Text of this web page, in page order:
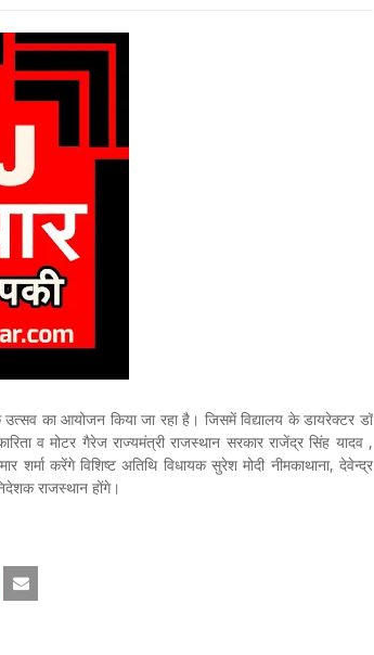
का आयोजन किया जा रहा है। जिसमें विद्यालय के डायरेक्टर डॉ
व मोटर गैरेज राज्यमंत्री राजस्थान सरकार राजेंद्र सिंह यादव ,
करेंगे विशिष्ट अतिथि विधायक सुरेश मोदी नीमकाथाना, देवेन्द्र
राजस्थान होंगे।